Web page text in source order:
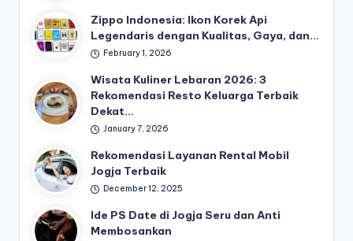
Zippo Indonesia: Ikon Korek Api
Legendaris dengan Kualitas, Gaya, dan…
February 1, 2026
Wisata Kuliner Lebaran 2026: 3
Rekomendasi Resto Keluarga Terbaik
Dekat…
January 7, 2026
Rekomendasi Layanan Rental Mobil
Jogja Terbaik
December 12, 2025
Ide PS Date di Jogja Seru dan Anti
Membosankan